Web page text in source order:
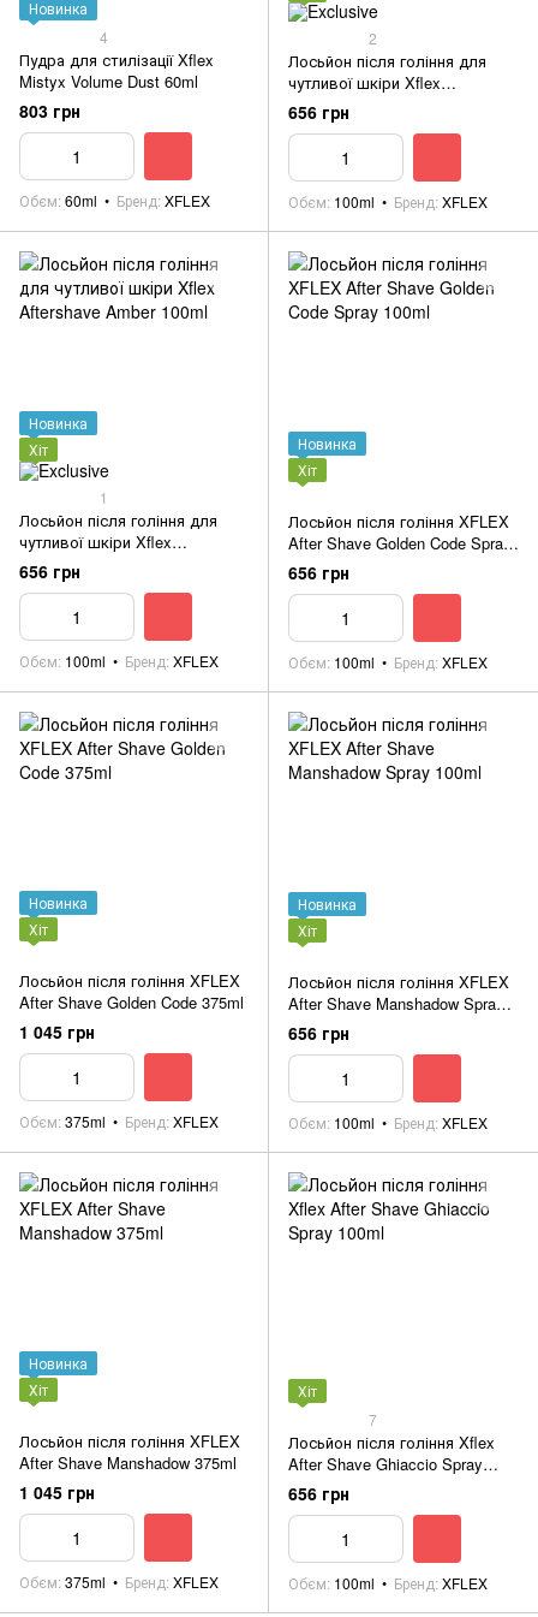
Новинка
4
Пудра для стилізації Xflex
Mistyx Volume Dust 60ml
803 грн
Обєм 60ml Бренд XFLEX
2
Лосьйон після гоління для
чутливої шкіри Xflex
Aftershave Green Splash 100ml
656 грн
Обєм 100ml Бренд XFLEX
Новинка
Хіт
1
Лосьйон після гоління для
чутливої шкіри Xflex
Aftershave Amber 100ml
656 грн
Обєм 100ml Бренд XFLEX
Новинка
Хіт
Лосьйон після гоління XFLEX
After Shave Golden Code Spray
100ml
656 грн
Обєм 100ml Бренд XFLEX
Новинка
Хіт
Лосьйон після гоління XFLEX
After Shave Golden Code 375ml
1 045 грн
Обєм 375ml Бренд XFLEX
Новинка
Хіт
Лосьйон після гоління XFLEX
After Shave Manshadow Spray
100ml
656 грн
Обєм 100ml Бренд XFLEX
Новинка
Хіт
Лосьйон після гоління XFLEX
After Shave Manshadow 375ml
1 045 грн
Обєм 375ml Бренд XFLEX
Хіт
7
Лосьйон після гоління Xflex
After Shave Ghiaccio Spray
100ml
656 грн
Обєм 100ml Бренд XFLEX